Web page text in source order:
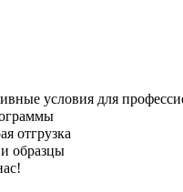
условия для
отгрузка
образцы